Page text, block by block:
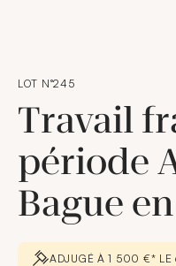
LOT N°245
Travail
période
Bague
ADJUGÉ À 1 500 €* LE